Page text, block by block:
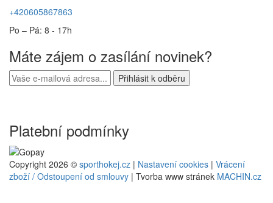
+420605867863
Po – Pá: 8 - 17h
Máte zájem o zasílání novinek?
Platební podmínky
Copyright 2026 © sporthokej.cz | Nastavení cookies | Vrácení
zboží / Odstoupení od smlouvy | Tvorba www stránek MACHIN.cz